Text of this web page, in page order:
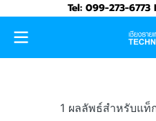
Tel: 099-273-6773
1 ผลลัพธ์สำหรับแ